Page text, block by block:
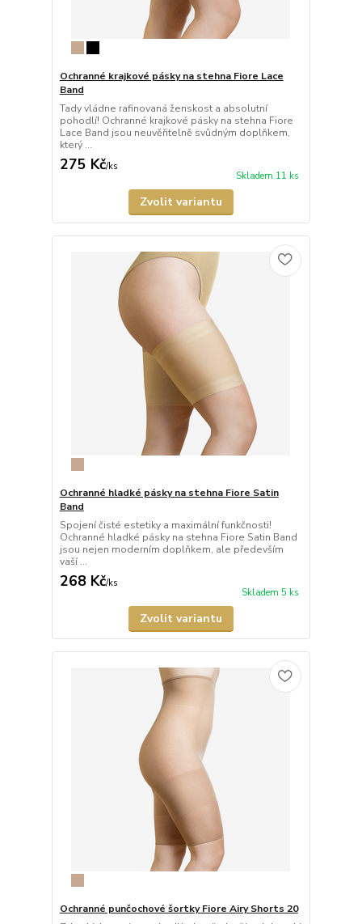
Ochranné krajkové pásky na stehna Fiore Lace
Band
Tady vládne rafinovaná ženskost a absolutní
pohodlí! Ochranné krajkové pásky na stehna Fiore
Lace Band jsou neuvěřitelně svůdným doplňkem,
který ...
275 Kč/ks
Skladem 11 ks
Zvolit variantu
Ochranné hladké pásky na stehna Fiore Satin
Band
Spojení čisté estetiky a maximální funkčnosti!
Ochranné hladké pásky na stehna Fiore Satin Band
jsou nejen moderním doplňkem, ale především
vaší ...
268 Kč/ks
Skladem 5 ks
Zvolit variantu
Ochranné punčochové šortky Fiore Airy Shorts 20